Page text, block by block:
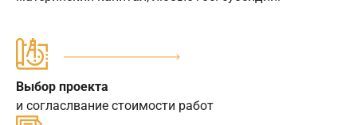
Выбор проекта
и согласлвание стоимости работ